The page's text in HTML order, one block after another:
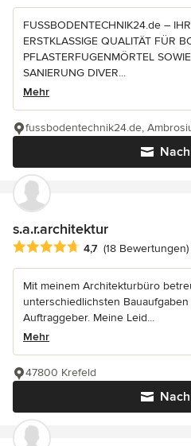
FUSSBODENTECHNIK24.de –
ERSTKLASSIGE QUALITÄT FÜR
PFLASTERFUGENMÖRTEL
SANIERUNG DIVER...
Mehr
fussbodentechnik24.de,
s.a.r.architektur
Durchschnittliche Bewertung:
4,7 (18 Bewertungen)
Mit meinem Architekturbüro
unterschiedlichsten
Auftraggeber. Meine Leid...
Mehr
47800 Krefeld